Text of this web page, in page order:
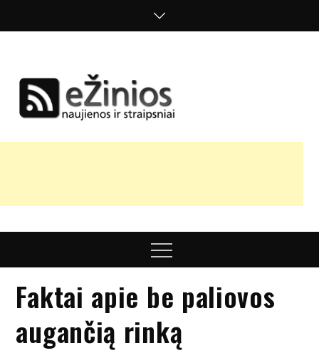
nuomonės
Menu
Faktai apie be paliovos
augančią rinką